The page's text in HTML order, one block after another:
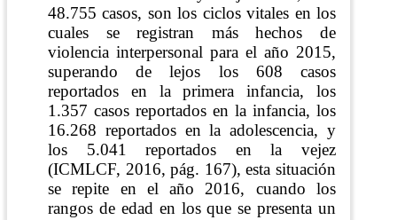
48.755 casos, son los ciclos vitales en los
cuales se registran más hechos de
violencia interpersonal para el año 2015,
superando de lejos los 608 casos
reportados en la primera infancia, los
1.357 casos reportados en la infancia, los
16.268 reportados en la adolescencia, y
los 5.041 reportados en la vejez
(ICMLCF, 2016, pág. 167), esta situación
se repite en el año 2016, cuando los
rangos de edad en los que se presenta un